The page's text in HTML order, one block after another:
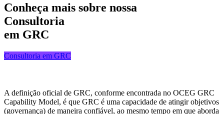
Conheça mais sobre nossa
Consultoria
em GRC
Consultoria em GRC
A definição oficial de GRC, conforme encontrada no OCEG GRC
Capability Model, é que GRC é uma capacidade de atingir objetivos
(governança) de maneira confiável, ao mesmo tempo em que aborda